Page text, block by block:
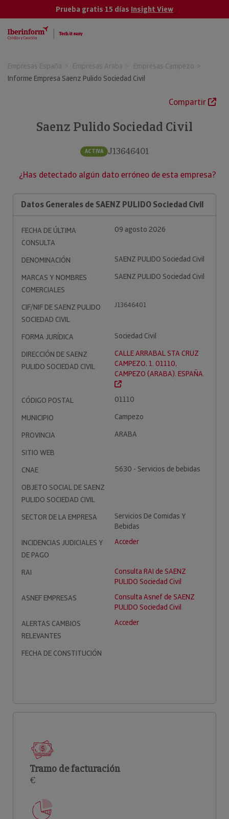
Prueba gratis 15 días Insight View
Empresas España Empresas Araba
Empresas Campezo
Informe Empresa Saenz Pulido Sociedad Civil
Compartir
Saenz Pulido Sociedad Civil
ACTIVA J13646401
¿Has detectado algún dato erróneo de esta empresa?
Datos Generales de SAENZ PULIDO Sociedad Civil
FECHA DE ÚLTIMA
CONSULTA
09 agosto 2026
DENOMINACIÓN
SAENZ PULIDO Sociedad Civil
MARCAS Y NOMBRES
COMERCIALES
SAENZ PULIDO Sociedad Civil
CIF/NIF DE SAENZ PULIDO
SOCIEDAD CIVIL
J13646401
FORMA JURÍDICA
Sociedad Civil
DIRECCIÓN DE SAENZ
PULIDO SOCIEDAD CIVIL
CALLE ARRABAL STA CRUZ
CAMPEZO, 1. 01110,
CAMPEZO (ARABA). ESPAÑA.
CÓDIGO POSTAL
01110
MUNICIPIO
Campezo
PROVINCIA
ARABA
SITIO WEB
CNAE
5630 - Servicios de bebidas
OBJETO SOCIAL DE SAENZ
PULIDO SOCIEDAD CIVIL
SECTOR DE LA EMPRESA
Servicios De Comidas Y
Bebidas
INCIDENCIAS JUDICIALES Y
DE PAGO
Acceder
RAI
Consulta RAI de SAENZ
PULIDO Sociedad Civil
ASNEF EMPRESAS
Consulta Asnef de SAENZ
PULIDO Sociedad Civil
ALERTAS CAMBIOS
RELEVANTES
Acceder
FECHA DE CONSTITUCIÓN
Tramo de facturación
€